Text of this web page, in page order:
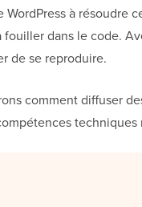
à résoudre
dans le code.
de se reproduire.
comment diffuser
techniques